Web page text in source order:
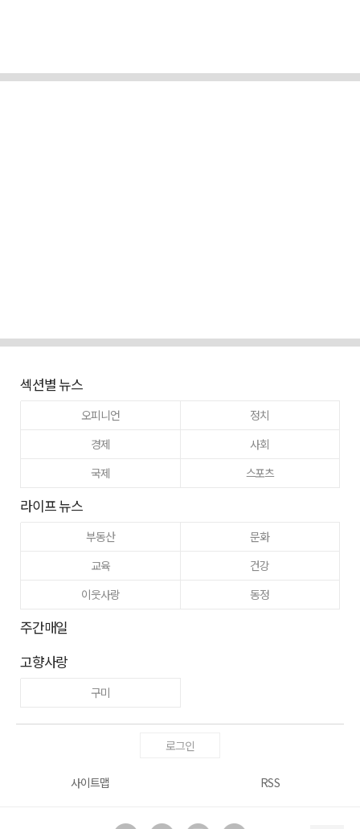
섹션별 뉴스
오피니언
정치
경제
사회
국제
스포츠
라이프 뉴스
부동산
문화
교육
건강
이웃사랑
동정
주간매일
고향사랑
구미
로그인
사이트맵 RSS